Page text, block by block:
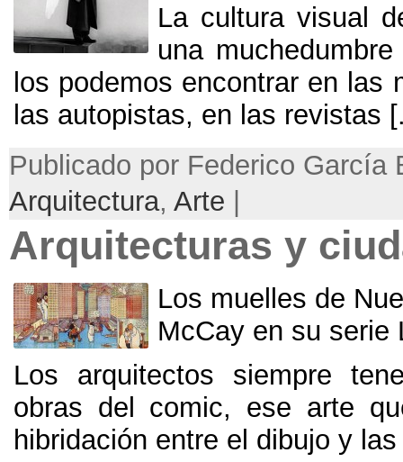
La cultura visual
una
los podemos encontrar en las
las autopistas, en las revistas
Publicado por Federico García
Arquitectura, Arte |
Arquitecturas y
Los muelles de
McCay en su serie
Los arquitectos siempre
obras del comic, ese arte
hibridación entre el dibujo y